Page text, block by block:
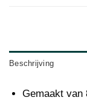
Beschrijving
Gemaakt van